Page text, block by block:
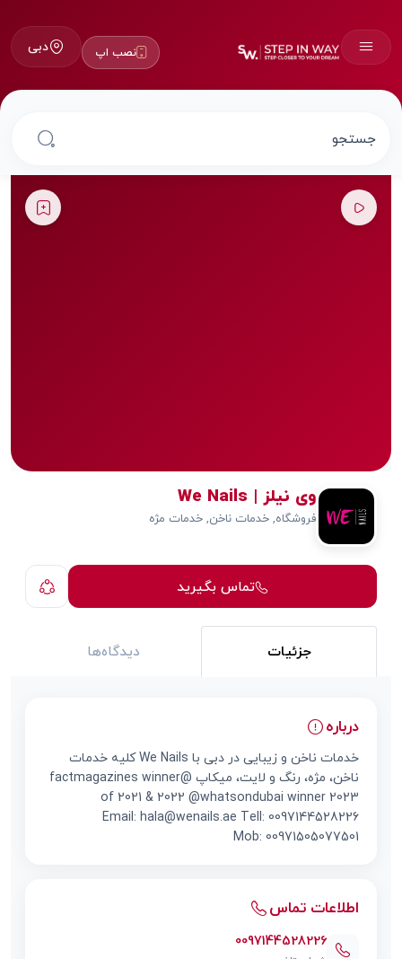
نصب اپ دبی
وی نیلز | We Nails
فروشگاه, خدمات ناخن, خدمات مژه
تماس بگیرید
جزئیات دیدگاه‌ها
درباره
خدمات ناخن و زیبایی در دبی با We Nails کلیه خدمات
ناخن، مژه، رنگ و لایت، میکاپ @factmagazines winner
of 2021 & 2022 @whatsondubai winner 2023
Email: hala@wenails.ae Tell: 0097144528226
Mob: 00971505077501
اطلاعات تماس
0097144528226